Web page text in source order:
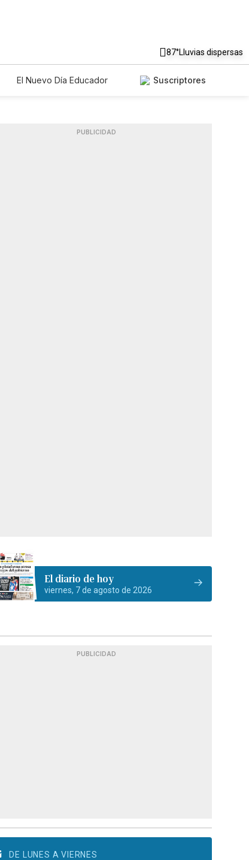
87°Lluvias dispersas
El Nuevo Día Educador
Suscriptores
PUBLICIDAD
El diario de hoy
viernes, 7 de agosto de 2026
PUBLICIDAD
DE LUNES A VIERNES